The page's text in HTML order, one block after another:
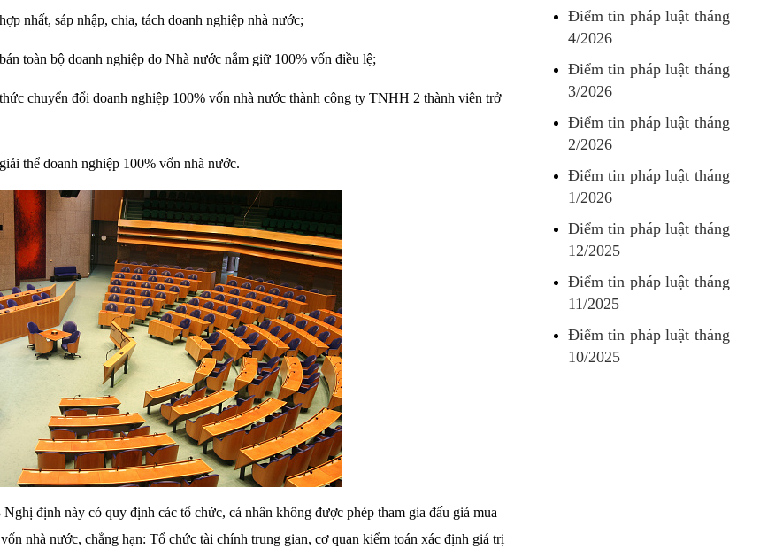
nhất, sáp nhập, chia, tách doanh nghiệp nhà nước;
toàn bộ doanh nghiệp do Nhà nước nắm giữ 100% vốn điều lệ;
chuyển đổi doanh nghiệp 100% vốn nhà nước thành công ty TNHH 2 thành viên trở
thể doanh nghiệp 100% vốn nhà nước.
định này có quy định các tổ chức, cá nhân không được phép tham gia đấu giá mua
nhà nước, chẳng hạn: Tổ chức tài chính trung gian, cơ quan kiểm toán xác định giá trị
Điểm tin pháp luật tháng
4/2026
Điểm tin pháp luật tháng
3/2026
Điểm tin pháp luật tháng
2/2026
Điểm tin pháp luật tháng
1/2026
Điểm tin pháp luật tháng
12/2025
Điểm tin pháp luật tháng
11/2025
Điểm tin pháp luật tháng
10/2025